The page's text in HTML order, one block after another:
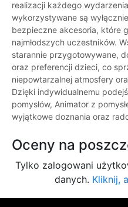
realizacji każdego
wykorzystywane są
bezpieczne akcesoria, które
najmłodszych uczestników.
starannie przygotowywane,
oraz preferencji dzieci, co
niepowtarzalnej atmosfery
Dzięki indywidualnemu
pomysłów, Animator z
wyjątkowe doznania oraz
Oceny na
Tylko zalogowani
danych. Kliknij,